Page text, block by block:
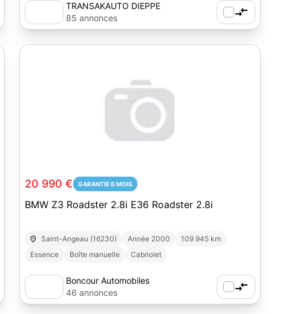
TRANSAKAUTO DIEPPE
85 annonces
20 990 € GARANTIE 6 MOIS
BMW Z3 Roadster 2.8i E36 Roadster 2.8i
Saint-Angeau (16230) Année 2000
109 945 km
Essence
Boîte manuelle Cabriolet
Boncour Automobiles
46 annonces